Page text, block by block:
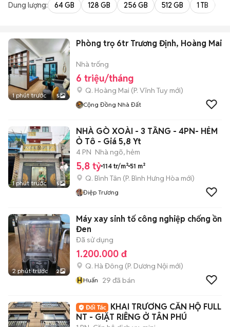
Dung lượng: 64 GB 128 GB 256 GB 512 GB 1 TB
1 phút trước 5
Phòng trọ 6tr Trương Định, Hoàng Mai
Nhà trống
6 triệu/tháng
Q. Hoàng Mai (P. Vĩnh Tuy mới)
Cộng Đồng Nhà Đất
1 phút trước 5
NHÀ GÒ XOÀI - 3 TẦNG - 4PN- HẺM
Ỏ Tô - Giá 5,8 Yt
4 PN Nhà ngõ, hẻm
5,8 tỷ 114 tr/m² 51 m²
Q. Bình Tân (P. Bình Hưng Hòa mới)
Điệp Trương
2 phút trước 2
Máy xay sinh tố công nghiệp chống ồn
Đen
Đã sử dụng
1.200.000 đ
Q. Hà Đông (P. Dương Nội mới)
HHuấn 29 đã bán
KHAI TRƯƠNG CĂN HỘ FULL
NT - GIẶT RIÊNG Ở TÂN PHÚ